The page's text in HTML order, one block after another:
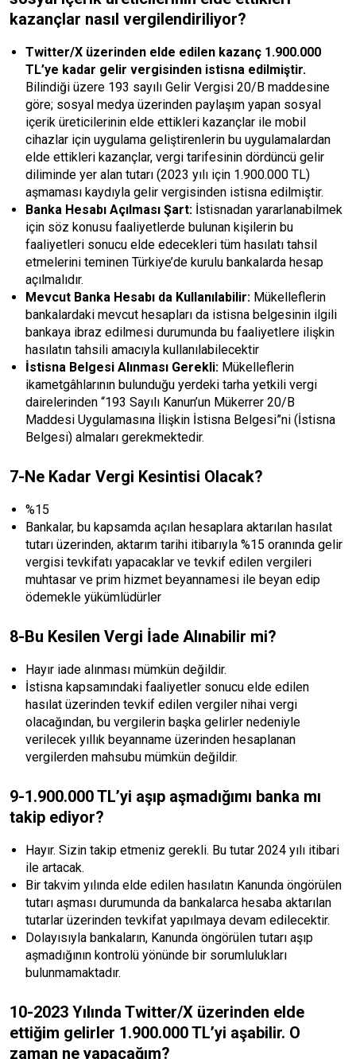
kazançlar nasıl vergilendiriliyor?
Twitter/X üzerinden elde edilen kazanç 1.900.000
TL’ye kadar gelir vergisinden istisna edilmiştir.
Bilindiği üzere 193 sayılı Gelir Vergisi 20/B maddesine
göre; sosyal medya üzerinden paylaşım yapan sosyal
içerik üreticilerinin elde ettikleri kazançlar ile mobil
cihazlar için uygulama geliştirenlerin bu uygulamalardan
elde ettikleri kazançlar, vergi tarifesinin dördüncü gelir
diliminde yer alan tutarı (2023 yılı için 1.900.000 TL)
aşmaması kaydıyla gelir vergisinden istisna edilmiştir.
Banka Hesabı Açılması Şart: İstisnadan yararlanabilmek
için söz konusu faaliyetlerde bulunan kişilerin bu
faaliyetleri sonucu elde edecekleri tüm hasılatı tahsil
etmelerini teminen Türkiye’de kurulu bankalarda hesap
açılmalıdır.
Mevcut Banka Hesabı da Kullanılabilir: Mükelleflerin
bankalardaki mevcut hesapları da istisna belgesinin ilgili
bankaya ibraz edilmesi durumunda bu faaliyetlere ilişkin
hasılatın tahsili amacıyla kullanılabilecektir
İstisna Belgesi Alınması Gerekli: Mükelleflerin
ikametgâhlarının bulunduğu yerdeki tarha yetkili vergi
dairelerinden “193 Sayılı Kanun’un Mükerrer 20/B
Maddesi Uygulamasına İlişkin İstisna Belgesi”ni (İstisna
Belgesi) almaları gerekmektedir.
7-Ne Kadar Vergi Kesintisi Olacak?
%15
Bankalar, bu kapsamda açılan hesaplara aktarılan hasılat
tutarı üzerinden, aktarım tarihi itibarıyla %15 oranında gelir
vergisi tevkifatı yapacaklar ve tevkif edilen vergileri
muhtasar ve prim hizmet beyannamesi ile beyan edip
ödemekle yükümlüdürler
8-Bu Kesilen Vergi İade Alınabilir mi?
Hayır iade alınması mümkün değildir.
İstisna kapsamındaki faaliyetler sonucu elde edilen
hasılat üzerinden tevkif edilen vergiler nihai vergi
olacağından, bu vergilerin başka gelirler nedeniyle
verilecek yıllık beyanname üzerinden hesaplanan
vergilerden mahsubu mümkün değildir.
9-1.900.000 TL’yi aşıp aşmadığımı banka mı
takip ediyor?
Hayır. Sizin takip etmeniz gerekli. Bu tutar 2024 yılı itibari
ile artacak.
Bir takvim yılında elde edilen hasılatın Kanunda öngörülen
tutarı aşması durumunda da bankalarca hesaba aktarılan
tutarlar üzerinden tevkifat yapılmaya devam edilecektir.
Dolayısıyla bankaların, Kanunda öngörülen tutarı aşıp
aşmadığının kontrolü yönünde bir sorumlulukları
bulunmamaktadır.
10-2023 Yılında Twitter/X üzerinden elde
ettiğim gelirler 1.900.000 TL’yi aşabilir. O
zaman ne yapacağım?